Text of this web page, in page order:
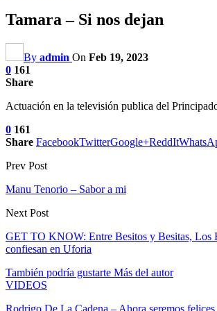
Tamara – Si nos dejan
By admin On Feb 19, 2023
0 161
Share
Actuación en la televisión publica del
0 161
Share FacebookTwitterGoogle+ReddIt
Prev Post
Manu Tenorio – Sabor a mi
Next Post
GET TO KNOW: Entre Besitos y Besitas, Los
confiesan en Uforia
También podría gustarte Más del autor
VIDEOS
Rodrigo De La Cadena – Ahora seremos felices